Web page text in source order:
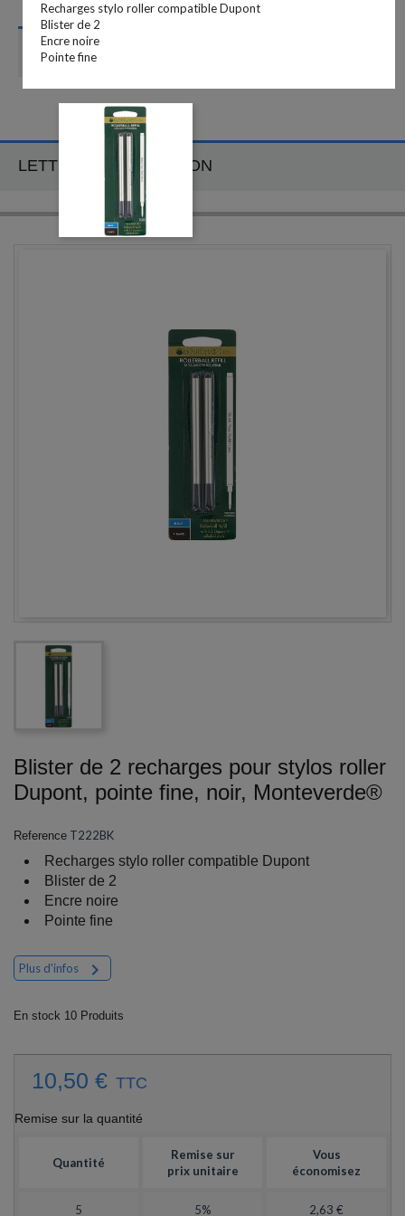
CATÉGORIES
LETTRE D'INFORMATION
Blister de 2 recharges pour stylos roller
Dupont, pointe fine, noir, Monteverde®
Reference T222BK
Recharges stylo roller compatible Dupont
Blister de 2
Encre noire
Pointe fine
Plus d'infos 
En stock 10 Produits
10,50 € TTC
Remise sur la quantité
Quantité
Remise sur
prix unitaire
Vous
économisez
5 5% 2,63 €
Recharges stylo roller compatible Dupont
Blister de 2
Encre noire
Pointe fine